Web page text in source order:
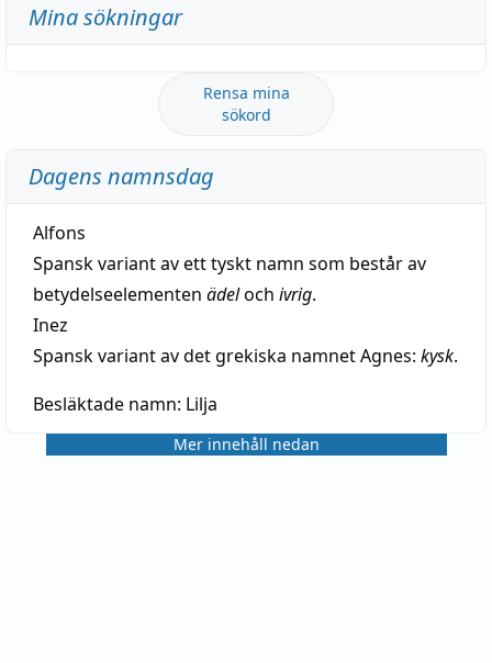
Mina sökningar
Rensa mina
sökord
Dagens namnsdag
Alfons
Spansk variant av ett tyskt namn som består av
betydelseelementen ädeloch ivrig.
Inez
Spansk variant av det grekiska namnet Agnes: kysk.
Besläktade namn: Lilja
Mer innehåll nedan